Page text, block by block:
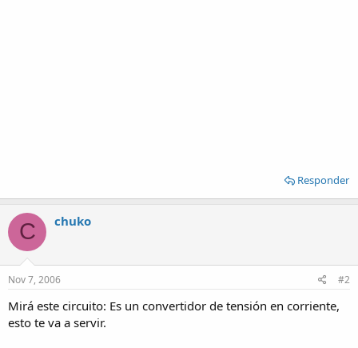
Responder
C chuko
Nov 7, 2006 #2
Mirá este circuito: Es un convertidor de tensión en corriente,
esto te va a servir.